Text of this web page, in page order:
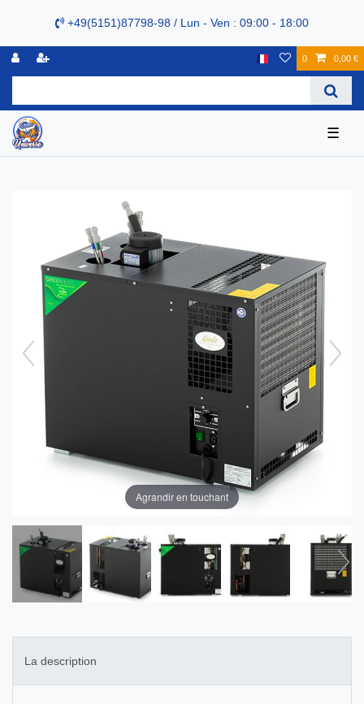
+49(5151)87798-98 / Lun - Ven : 09:00 - 18:00
0 0,00 €
☰
Agrandir en touchant
La description